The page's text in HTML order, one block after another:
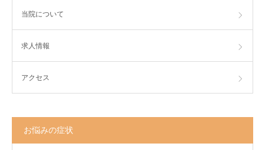
当院について
求人情報
アクセス
お悩みの症状